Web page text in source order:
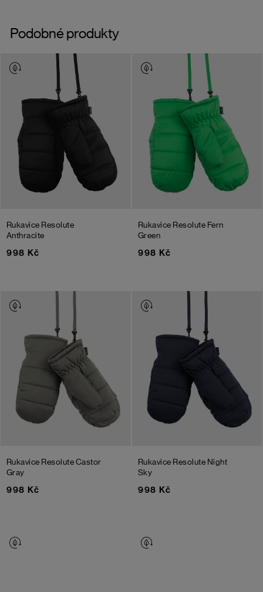
Podobné produkty
Rukavice Resolute
Anthracite
998 Kč
Rukavice Resolute Fern
Green
998 Kč
Rukavice ResoluteCastor
Gray
998 Kč
Rukavice Resolute Night
Sky
998 Kč